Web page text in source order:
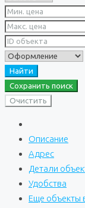
Найти
Сохранить поиск
Очистить
Описание
Адрес
Детали
Удобства
Еще объекты